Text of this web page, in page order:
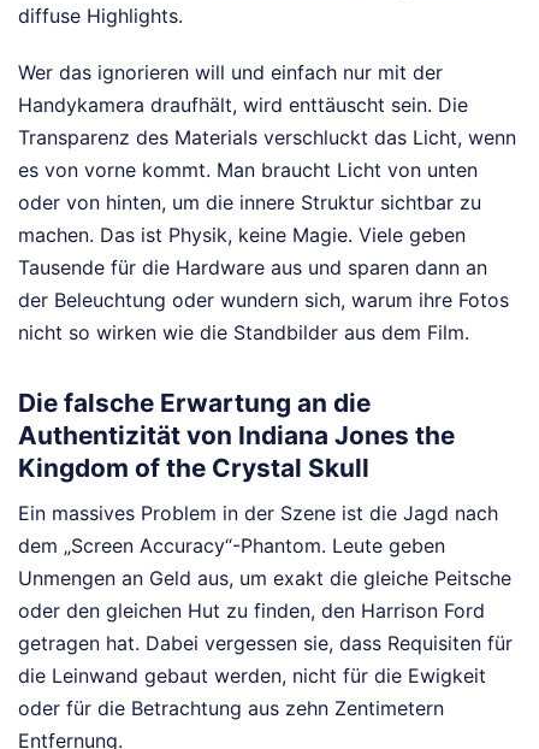
diffuse Highlights.
Wer das ignorieren will und einfach nur mit der
Handykamera draufhält, wird enttäuscht sein. Die
Transparenz des Materials verschluckt das Licht, wenn
es von vorne kommt. Man braucht Licht von unten
oder von hinten, um die innere Struktur sichtbar zu
machen. Das ist Physik, keine Magie. Viele geben
Tausende für die Hardware aus und sparen dann an
der Beleuchtung oder wundern sich, warum ihre Fotos
nicht so wirken wie die Standbilder aus dem Film.
Die falsche Erwartung an die
Authentizität von Indiana Jones the
Kingdom of the Crystal Skull
Ein massives Problem in der Szene ist die Jagd nach
dem „Screen Accuracy“-Phantom. Leute geben
Unmengen an Geld aus, um exakt die gleiche Peitsche
oder den gleichen Hut zu finden, den Harrison Ford
getragen hat. Dabei vergessen sie, dass Requisiten für
die Leinwand gebaut werden, nicht für die Ewigkeit
oder für die Betrachtung aus zehn Zentimetern
Entfernung.